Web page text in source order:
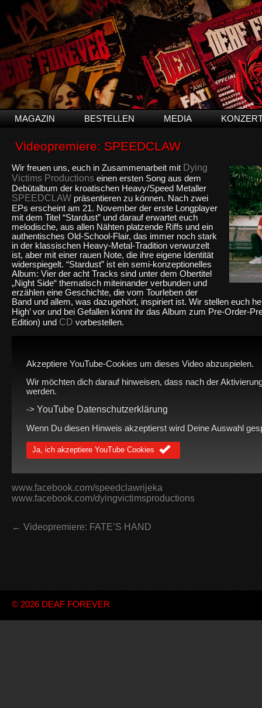
MAGAZIN BESTELLEN MEDIA
Videopremiere: SPEEDCLAW
Wir freuen uns, euch in Zusammenarbeit mit Dying
Victims Productions einen ersten Song aus dem
Debütalbum der kroatischen Heavy/Speed Metaller
SPEEDCLAW präsentieren zu können. Nach zwei
EPs erscheint am 21. November der erste Longplayer
mit dem Titel “Stardust” und darauf erwartet euch
melodische, aus allen Nähten platzende Riffs und ein
authentisches Old-School-Flair, das immer noch stark
in der klassischen Heavy-Metal-Tradition verwurzelt
ist, aber mit einer rauen Note, die ihre eigene Identität
widerspiegelt. “Stardust” ist ein semi-konzeptionelles
Album: Vier der acht Tracks sind unter dem Obertitel
„Night Side“ thematisch miteinander verbunden und
erzählen eine Geschichte, die vom Tourleben der
Band und allem, was dazugehört, inspiriert ist. Wir stellen euch
High’ vor und bei Gefallen könnt ihr das Album zum Pre-Order-
Edition) und CD vorbestellen.
Akzeptiere YouTube-Cookies um dieses Video abzuspielen.
Wir möchten dich darauf hinweisen, dass nach der
werden.
-> YouTube Datenschutzerklärung
Wenn Du diesen Hinweis akzeptierst wird Deine Auswahl
Ja, ich akzeptiere YouTube Cookies
www.facebook.com/speedclawrijeka
www.facebook.com/dyingvictimsproductions
← Videopremiere: FATE’S HAND
© 2026 DEAF FOREVER